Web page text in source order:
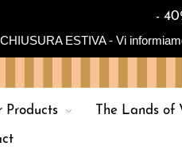
-
CHIUSURA ESTIVA - Vi
Products The Lands of